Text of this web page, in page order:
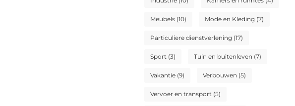
Meubels (10) Mode en Kleding (7)
Particuliere dienstverlening (17)
Sport (3) Tuin en buitenleven (7)
Vakantie (9) Verbouwen (5)
Vervoer en transport (5)